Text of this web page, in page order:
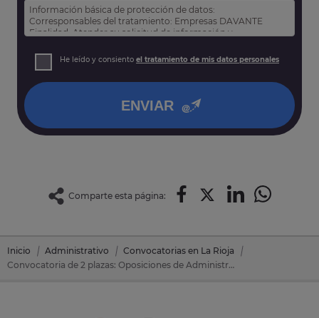
Información básica de protección de datos:
Corresponsables del tratamiento: Empresas DAVANTE
Finalidad: Atender su solicitud de información y
Derechos: Puede acceder, rectificar y suprimir sus datos,
así como otros derechos tal y como se explica en nuestra
He leído y consiento el tratamiento de mis datos personales
ENVIAR
Comparte esta página:
Inicio Administrativo
Convocatorias en La Rioja
Convocatoria de 2 plazas: Oposiciones de Administrativo en Calahorra (La Rioja)